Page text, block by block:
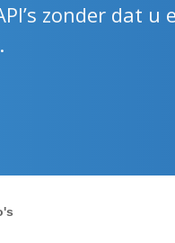
zonder dat u